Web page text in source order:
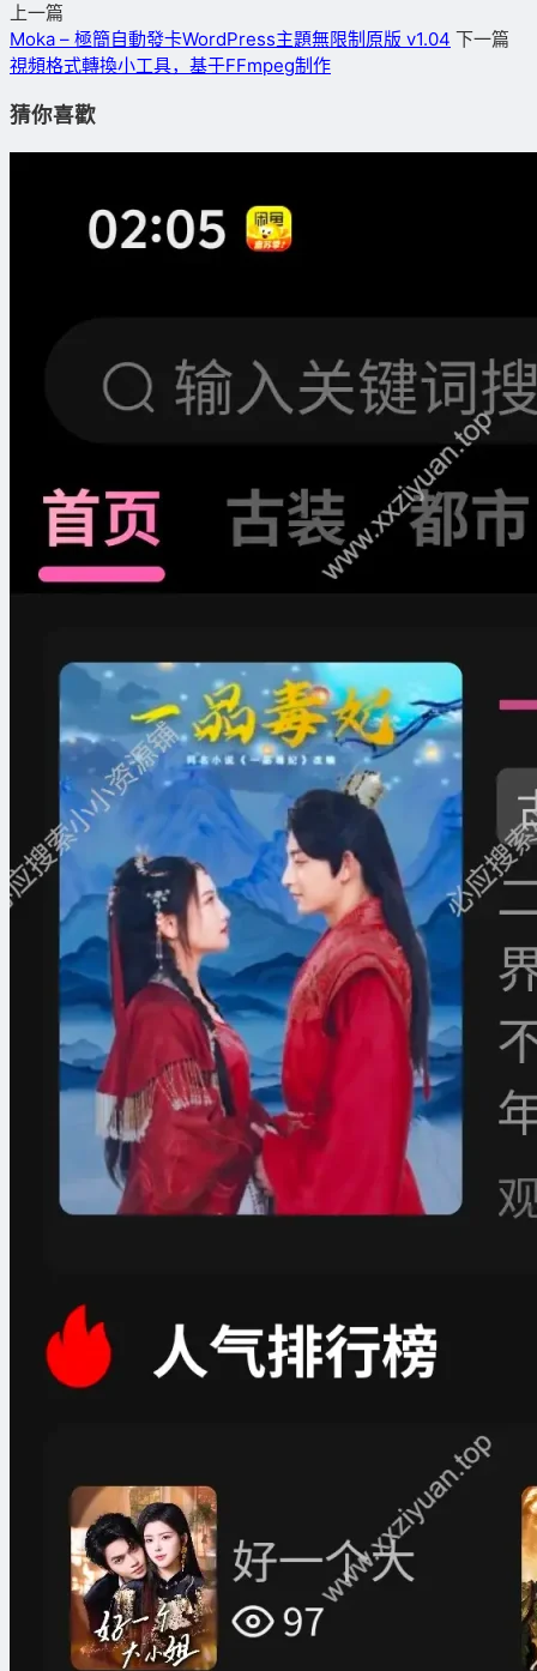
上一篇
Moka – 極簡自動發卡WordPress主題無限制原版 v1.04 下一篇
視頻格式轉換小工具，基于FFmpeg制作
猜你喜歡